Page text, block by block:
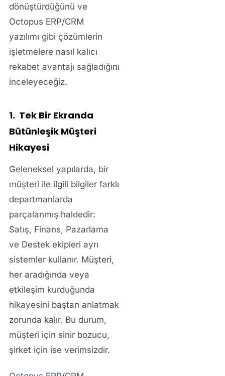
dönüştürdüğünü ve
Octopus ERP/CRM
yazılımı gibi çözümlerin
işletmelere nasıl kalıcı
rekabet avantajı sağladığını
inceleyeceğiz.
1. Tek Bir Ekranda
Bütünleşik Müşteri
Hikayesi
Geleneksel yapılarda, bir
müşteri ile ilgili bilgiler farklı
departmanlarda
parçalanmış haldedir:
Satış, Finans, Pazarlama
ve Destek ekipleri ayrı
sistemler kullanır. Müşteri,
her aradığında veya
etkileşim kurduğunda
hikayesini baştan anlatmak
zorunda kalır. Bu durum,
müşteri için sinir bozucu,
şirket için ise verimsizdir.